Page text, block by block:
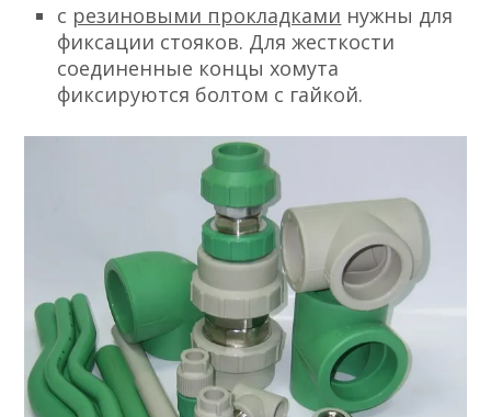
с резиновыми прокладками нужны для
фиксации стояков. Для жесткости
соединенные концы хомута
фиксируются болтом с гайкой.